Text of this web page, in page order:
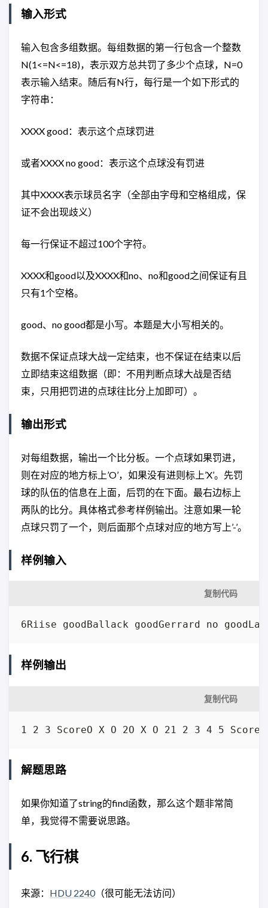
输入形式
输入包含多组数据。每组数据的第一行包含一个整数
N(1<=N<=18)，表示双方总共罚了多少个点球，N=0
表示输入结束。随后有N行，每行是一个如下形式的
字符串：
XXXX good：表示这个点球罚进
或者XXXX no good：表示这个点球没有罚进
其中XXXX表示球员名字（全部由字母和空格组成，保
证不会出现歧义）
每一行保证不超过100个字符。
XXXX和good以及XXXX和no、no和good之间保证有且
只有1个空格。
good、no good都是小写。本题是大小写相关的。
数据不保证点球大战一定结束，也不保证在结束以后
立即结束这组数据（即：不用判断点球大战是否结
束，只用把罚进的点球往比分上加即可）。
输出形式
对每组数据，输出一个比分板。一个点球如果罚进，
则在对应的地方标上’O’，如果没有进则标上’X’。先罚
球的队伍的信息在上面，后罚的在下面。最右边标上
两队的比分。具体格式参考样例输出。注意如果一轮
点球只罚了一个，则后面那个点球对应的地方写上’-’。
样例输入
复制代码
6Riise goodBallack goodGerrard no
样例输出
复制代码
1 2 3 ScoreO X O 2O X O 21 2 3 4 5
解题思路
如果你知道了string的find函数，那么这个题非常简
单，我觉得不需要说思路。
6. 飞行棋
来源： HDU 2240（很可能无法访问）